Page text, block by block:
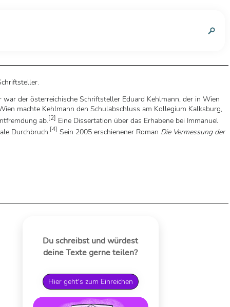
der österreichische Schriftsteller Eduard Kehlmann, der in Wien
machte Kehlmann den Schulabschluss am Kollegium Kalksburg,
ab.[2] Eine Dissertation über das Erhabene bei Immanuel
Durchbruch.[4] Sein 2005 erschienener Roman Die Vermessung der
Du schreibst und würdest
deine Texte gerne teilen?
Hier geht's zum Einreichen